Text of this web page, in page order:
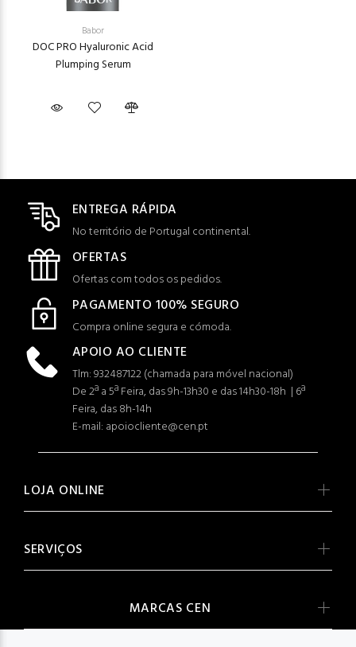
Babor
DOC PRO Hyaluronic Acid
Plumping Serum
ENTREGA RÁPIDA
No território de Portugal continental.
OFERTAS
Ofertas com todos os pedidos.
PAGAMENTO 100% SEGURO
Compra online segura e cómoda.
APOIO AO CLIENTE
Tlm: 932487122 (chamada para móvel nacional)
De 2ª a 5ª Feira, das 9h-13h30 e das 14h30-18h | 6ª
Feira, das 8h-14h
E-mail: apoiocliente@cen.pt
LOJA ONLINE
SERVIÇOS
MARCAS CEN